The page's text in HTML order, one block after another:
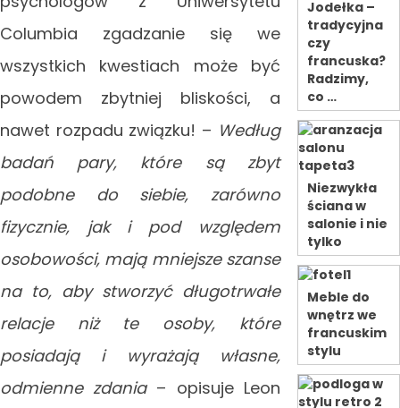
Columbia zgadzanie się we
wszystkich kwestiach może być
powodem zbytniej bliskości, a
nawet rozpadu związku! – Według
badań pary, które są zbyt
podobne do siebie, zarówno
fizycznie, jak i pod względem
osobowości, mają mniejsze szanse
na to, aby stworzyć długotrwałe
relacje niż te osoby, które
posiadają i wyrażają własne,
odmienne zdania– opisuje Leon
Jodełka –
tradycyjna
czy
francuska?
Radzimy,
co …
Niezwykła
ściana w
salonie i nie
tylko
Meble do
wnętrz we
francuskim
stylu